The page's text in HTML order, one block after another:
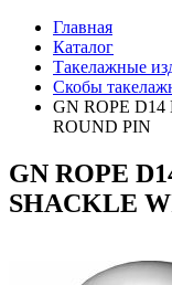
Главная
Каталог
Такелажные
Скобы
GN ROPE
ROUND PIN
GN ROPE
SHACKLE